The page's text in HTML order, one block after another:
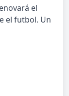
el
el futbol. Un